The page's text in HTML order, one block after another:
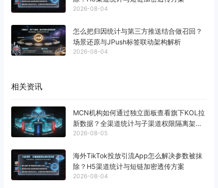
2026-08-04
怎么把归因统计与第三方推送结合做召回？
场景还原与JPush标签联动架构解析
2026-08-04
相关资讯
MCN机构如何通过独立面板查看旗下KOL拉
新数据？全渠道统计与子渠道权限隔离架构
解析
2026-08-05
海外TikTok投放引流App怎么解决参数被抹
除？H5渠道统计与短链加密透传方案
2026-08-04